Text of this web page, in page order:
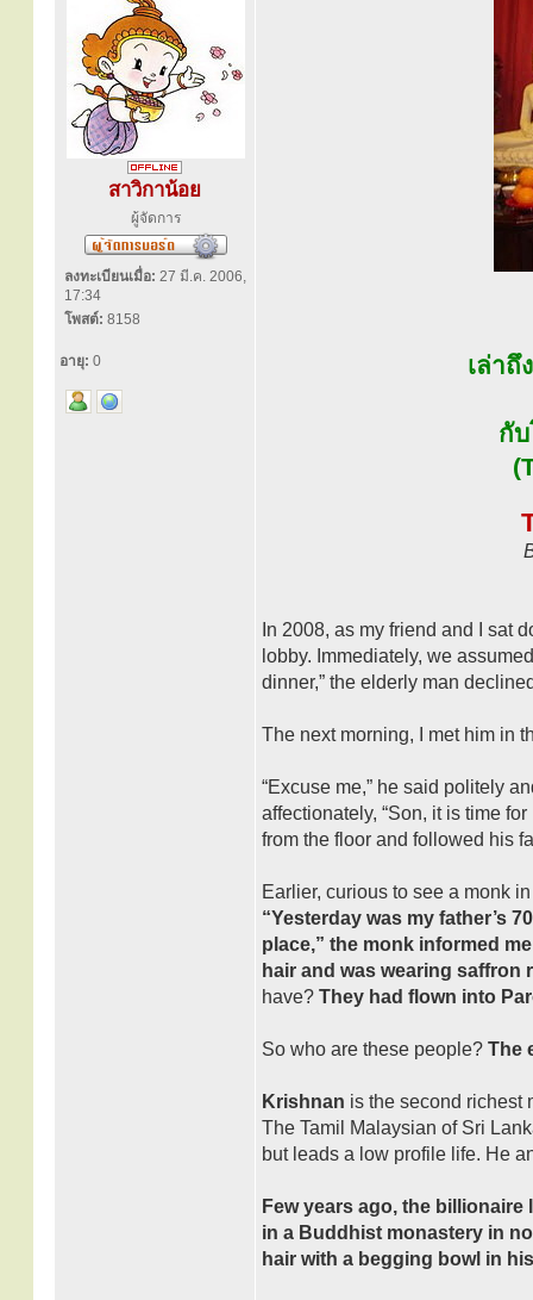
สาวิกาน้อย
ผู้จัดการ
ลงทะเบียนเมื่อ: 27 มี.ค. 2006,
17:34
โพสต์: 8158
อายุ: 0 เล่าถึ
กั
In 2008, as my friend and I sat
lobby. Immediately, we
dinner,” the elderly man
The next morning, I met him in
“Excuse me,” he said politely
affectionately, “Son, it is time
from the floor and followed his
Earlier, curious to see a monk
“Yesterday was my father’s
place,” the monk informed
hair and was wearing saffron
have? They had flown into
So who are these people? The
Krishnan is the second richest
The Tamil Malaysian of Sri
but leads a low profile life. He
Few years ago, the
in a Buddhist monastery in
hair with a begging bowl in